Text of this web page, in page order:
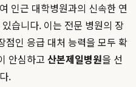
인근 대학병원과의 신속한 연
습니다. 이는 전문 병원의 장
점인 응급 대처 능력을 모두 확
안심하고 산본제일병원을 선
.